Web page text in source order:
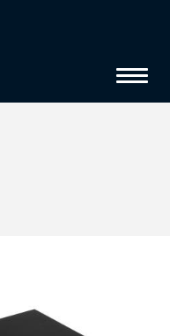
Toggle